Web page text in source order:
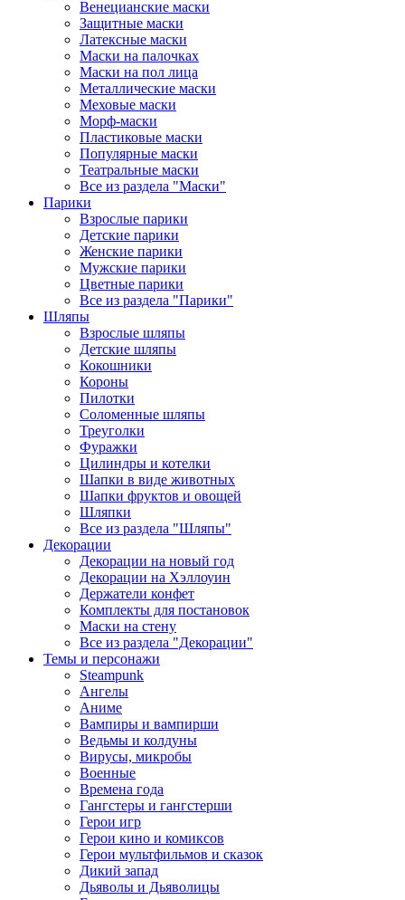
Венецианские маски
Защитные маски
Латексные маски
Маски на палочках
Маски на пол лица
Металлические маски
Меховые маски
Морф-маски
Пластиковые маски
Популярные маски
Театральные маски
Все из раздела "Маски"
Парики
Взрослые парики
Детские парики
Женские парики
Мужские парики
Цветные парики
Все из раздела "Парики"
Шляпы
Взрослые шляпы
Детские шляпы
Кокошники
Короны
Пилотки
Соломенные шляпы
Треуголки
Фуражки
Цилиндры и котелки
Шапки в виде животных
Шапки фруктов и овощей
Шляпки
Все из раздела "Шляпы"
Декорации
Декорации на новый год
Декорации на Хэллоуин
Держатели конфет
Комплекты для постановок
Маски на стену
Все из раздела "Декорации"
Темы и персонажи
Steampunk
Ангелы
Аниме
Вампиры и вампирши
Ведьмы и колдуны
Вирусы, микробы
Военные
Времена года
Гангстеры и гангстерши
Герои игр
Герои кино и комиксов
Герои мультфильмов и сказок
Дикий запад
Дьяволы и Дьяволицы